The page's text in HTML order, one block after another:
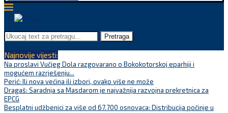
Pretraga
Najnovije vijesti:
Na proslavi Vučjeg Dola razgovarano o Bokokotorskoj eparhiji i
mogućem razrješenju...
Perić: Ili nova većina ili izbori, ovako više ne može
Dragaš: Saradnja sa Masdarom je najvažnija razvojna prekretnica za
EPCG
Besplatni udžbenici za više od 67.700 osnovaca: Distribucija počinje u